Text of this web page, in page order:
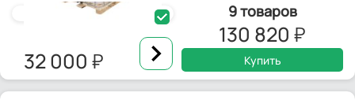
Еврокуб на 1000 л (новый)
32 000
Насос для дизельного
30 500
9 товаров
130 820
Купить